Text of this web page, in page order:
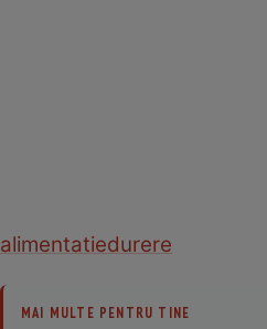
alimentatiedurere
MAI MULTE PENTRU TINE